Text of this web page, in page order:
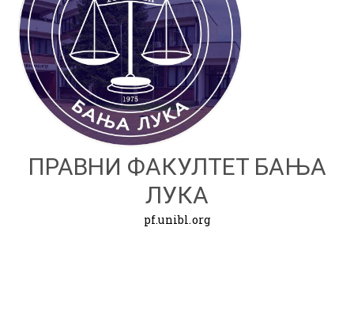
ПРАВНИ ФАКУЛТЕТ БАЊА
ЛУКА
pf.unibl.org